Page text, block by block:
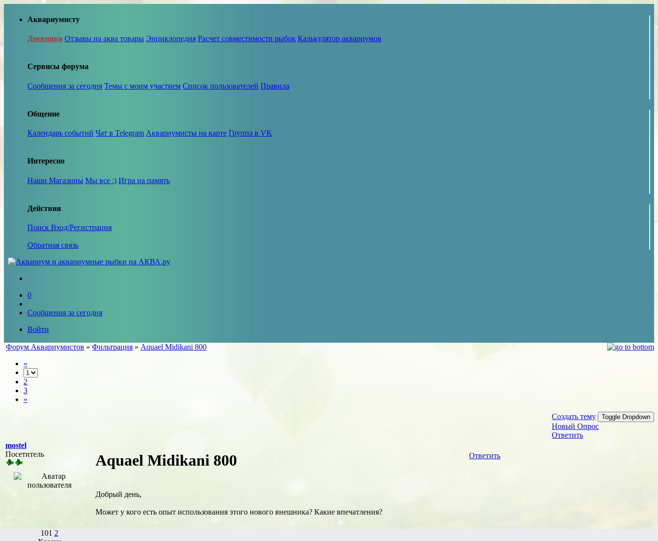
Аквариумисту
Дневники Отзывы на аква товары Энциклопедия Расчет совместимости рыбок Калькулятор аквариумов
Сервисы форума
Сообщения за сегодня Темы с моим участием Список пользователей Правила
Общение
Календарь событий Чат в Telegram Аквариумисты на карте Группа в VK
Интересно
Наши Магазины Мы все :) Игра на память
Действия
Поиск Вход/Регистрация
Обратная связь
0
Сообщения за сегодня
Войти
Форум Аквариумистов » Фильтрация » Aquael Midikani 800
«
2
3
»
Создать тему Toggle Dropdown
Новый Опрос
Ответить
mostel
Посетитель
101 2
Ответить
Aquael Midikani 800
Добрый день,
Может у кого есть опыт использования этого нового внешника? Какие впечатления?